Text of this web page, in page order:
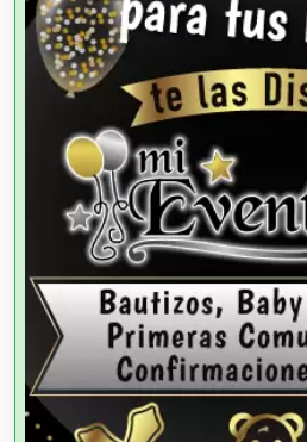
Agencias de Cobranza
Agencias de Colocación
Agencias de Modelos
Agencias de Publicidad
Agencias de Viajes